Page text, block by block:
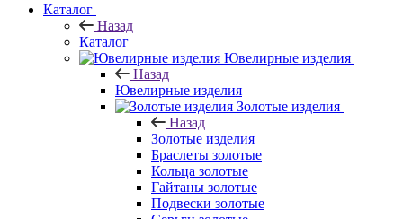
Каталог
Назад
Каталог
Ювелирные изделия
Назад
Ювелирные изделия
Золотые изделия
Назад
Золотые изделия
Браслеты золотые
Кольца золотые
Гайтаны золотые
Подвески золотые